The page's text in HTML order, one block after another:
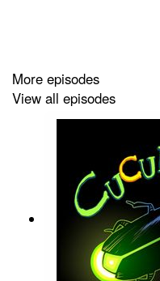
More episodes
View all episodes